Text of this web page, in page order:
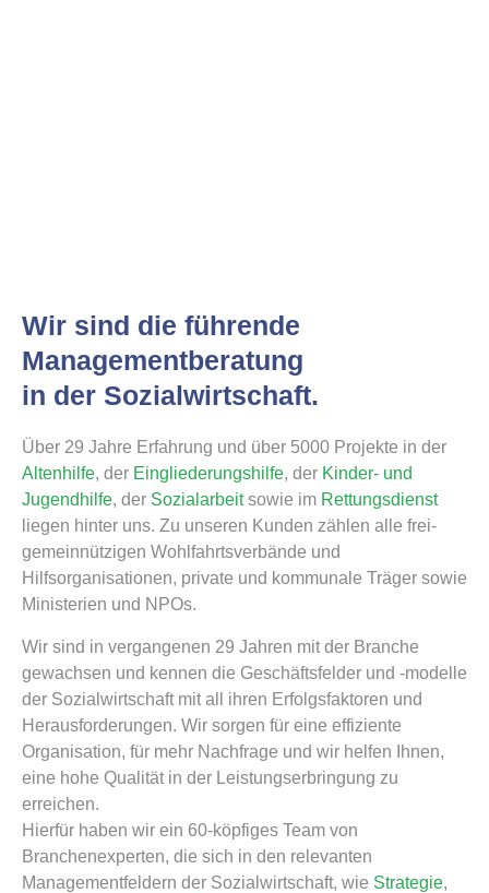
Wir sind die führende
Managementberatung
in der Sozialwirtschaft.
Über 29 Jahre Erfahrung und über 5000 Projekte in der
Altenhilfe, der Eingliederungshilfe, der Kinder- und
Jugendhilfe, der Sozialarbeitsowie im Rettungsdienst
liegen hinter uns. Zu unseren Kunden zählen alle frei-
gemeinnützigen Wohlfahrtsverbände und
Hilfsorganisationen, private und kommunale Träger sowie
Ministerien und NPOs.
Wir sind in vergangenen 29 Jahren mit der Branche
gewachsen und kennen die Geschäftsfelder und -modelle
der Sozialwirtschaft mit all ihren Erfolgsfaktoren und
Herausforderungen. Wir sorgen für eine effiziente
Organisation, für mehr Nachfrage und wir helfen Ihnen,
eine hohe Qualität in der Leistungserbringung zu
erreichen.
Hierfür haben wir ein 60-köpfiges Team von
Branchenexperten, die sich in den relevanten
Managementfeldern der Sozialwirtschaft, wie Strategie,